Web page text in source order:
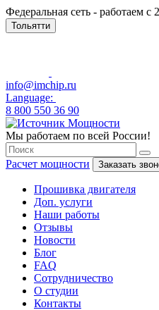
Федеральная сеть - работаем с
Тольятти
info@imchip.ru
Language:
8 800 550 36 90
Мы работаем по всей России!
Расчет мощности Заказать
Прошивка двигателя
Доп. услуги
Наши работы
Отзывы
Новости
Блог
FAQ
Сотрудничество
О студии
Контакты